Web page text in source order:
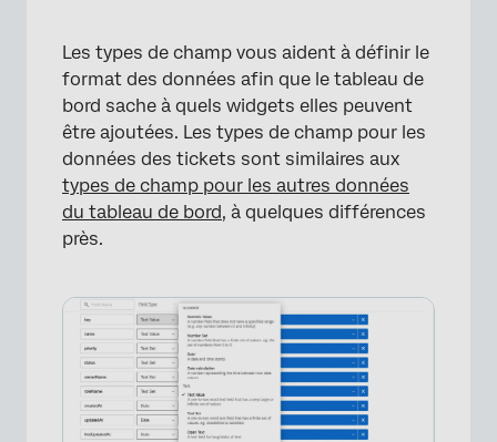
×
Les types de champ vous aident à définir le
format des données afin que le tableau de
bord sache à quels widgets elles peuvent
être ajoutées. Les types de champ pour les
données des tickets sont similaires aux
types de champ pour les autres données
du tableau de bord, à quelques différences
près.